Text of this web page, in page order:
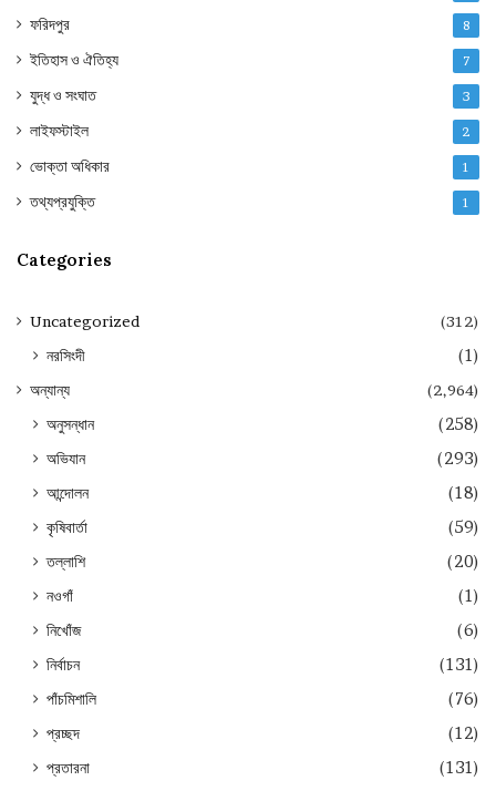
ফরিদপুর 8
ইতিহাস ও ঐতিহ্য 7
যুদ্ধ ও সংঘাত 3
লাইফস্টাইল 2
ভোক্তা অধিকার 1
তথ্যপ্রযুক্তি 1
Categories
Uncategorized (312)
নরসিংদী (1)
অন্যান্য (2,964)
অনুসন্ধান
(258)
অভিযান
(293)
আন্দোলন
(18)
কৃষিবার্তা
(59)
তল্লাশি
(20)
নওগাঁ
(1)
নিখোঁজ
(6)
নির্বাচন
(131)
পাঁচমিশালি
(76)
প্রচ্ছদ
(12)
প্রতারনা
(131)